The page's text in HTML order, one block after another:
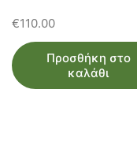
€110.00
Προσθήκη στο
καλάθι